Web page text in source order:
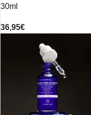
30ml
36,95€